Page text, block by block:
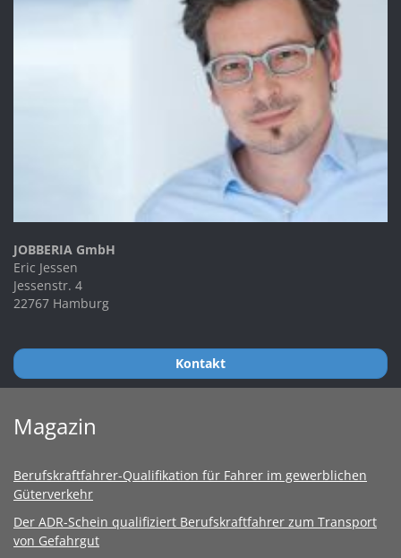
JOBBERIA GmbH
Eric Jessen
Jessenstr. 4
22767 Hamburg
Kontakt
Magazin
Berufskraftfahrer-Qualifikation für Fahrer im gewerblichen
Güterverkehr
Der ADR-Schein qualifiziert Berufskraftfahrer zum Transport
von Gefahrgut